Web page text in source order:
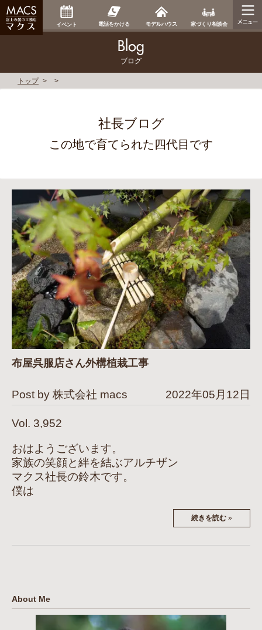
イベント 電話をかける モデルハウス 家づくり相談会
ブログ
トップ
社長ブログ
この地で育てられた四代目です
布屋呉服店さん外構植栽工事
Post by 株式会社 macs 2022年05月12日
Vol. 3,952
おはようございます。
家族の笑顔と絆を結ぶアルチザン
マクス社長の鈴木です。
僕は
続きを読む »
About Me